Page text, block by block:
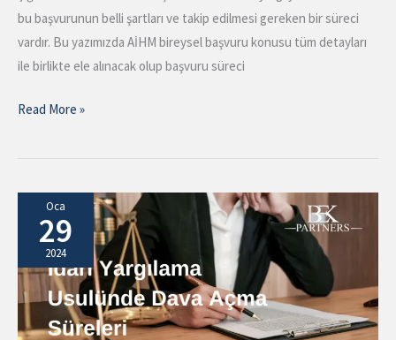
bu başvurunun belli şartları ve takip edilmesi gereken bir süreci
vardır. Bu yazımızda AİHM bireysel başvuru konusu tüm detayları
ile birlikte ele alınacak olup başvuru süreci
Read More »
Oca
29
2024
Yargılama
Usulünde
Dava
Açma
Süreleri